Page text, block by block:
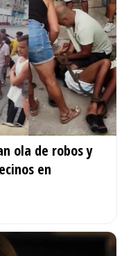
ola de robos y
en